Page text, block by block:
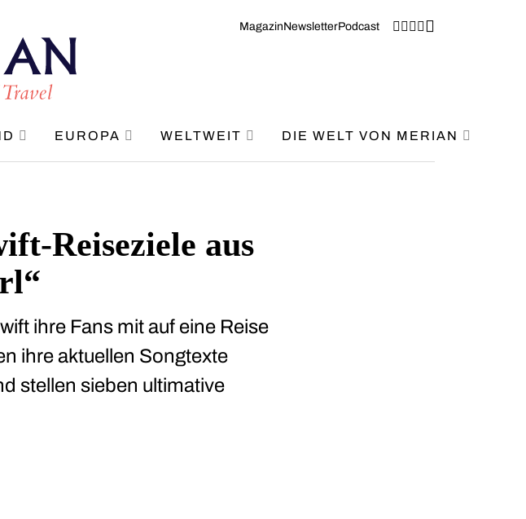
MagazinNewsletterPodcast
EUROPA WELTWEIT DIE WELT VON MERIAN
Reiseziele aus
ihre Fans mit auf eine Reise
ihre aktuellen Songtexte
stellen sieben ultimative